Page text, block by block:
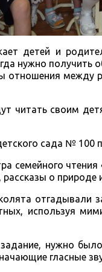
детей и
нужно получить
между
читать своим
сада №
чтения
рассказы о
используя
нужно
гласные